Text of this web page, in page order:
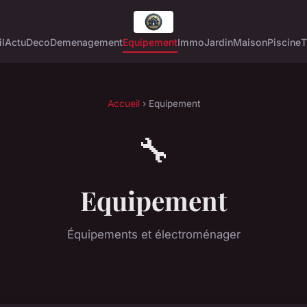
ActuDecoDemenagementEquipementImmoJardinMaisonPiscine
Accueil› Equipement
🔧
Equipement
Équipements et électroménager